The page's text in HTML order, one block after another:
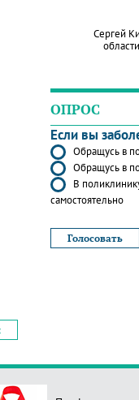
Сергей
ОПРОС
Если вы
Обращусь в
Обращусь в
В
самостоятельно